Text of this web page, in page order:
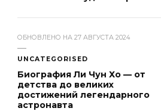
ОБНОВЛЕНО НА 27 АВГУСТА 2024
UNCATEGORISED
Биография Ли Чун Хо — от
детства до великих
достижений легендарного
астронавта